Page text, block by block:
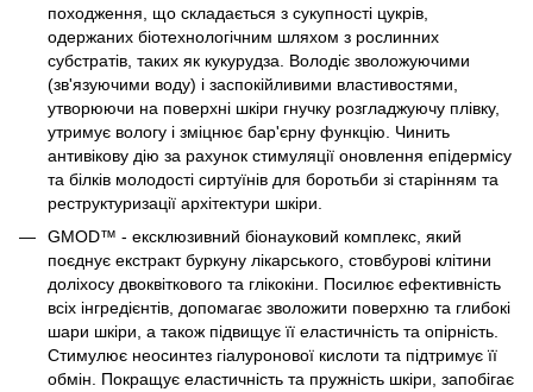
походження, що складається з сукупності цукрів,
одержаних біотехнологічним шляхом з рослинних
субстратів, таких як кукурудза. Володіє зволожуючими
(зв'язуючими воду) і заспокійливими властивостями,
утворюючи на поверхні шкіри гнучку розгладжуючу плівку,
утримує вологу і зміцнює бар'єрну функцію. Чинить
антивікову дію за рахунок стимуляції оновлення епідермісу
та білків молодості сиртуїнів для боротьби зі старінням та
реструктуризації архітектури шкіри.
GMOD™ - ексклюзивний біонауковий комплекс, який
поєднує екстракт буркуну лікарського, стовбурові клітини
доліхосу двоквіткового та глікокіни. Посилює ефективність
всіх інгредієнтів, допомагає зволожити поверхню та глибокі
шари шкіри, а також підвищує її еластичність та опірність.
Стимулює неосинтез гіалуронової кислоти та підтримує її
обмін. Покращує еластичність та пружність шкіри, запобігає